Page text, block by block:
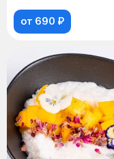
от 690 ₽